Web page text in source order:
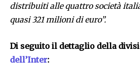
distribuiti alle quattro società
quasi 321 milioni di euro”.
Di seguito il dettaglio della
dell’Inter: